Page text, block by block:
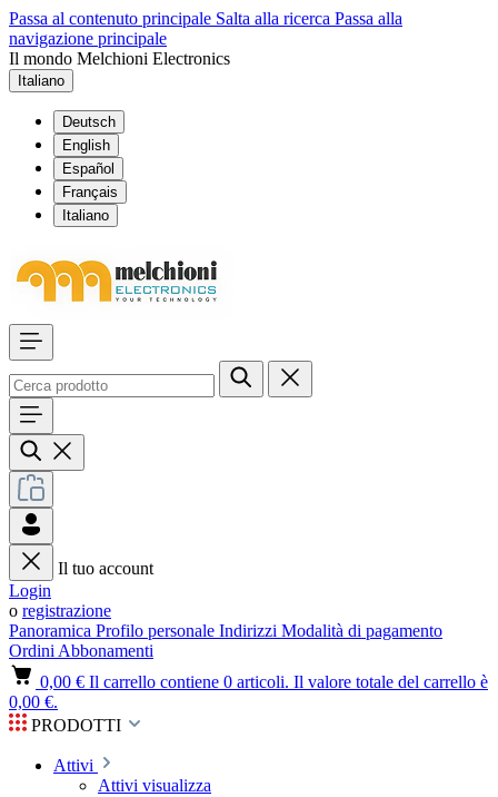
Passa al contenuto principale Salta alla ricerca Passa alla
navigazione principale
Il mondo Melchioni Electronics
Italiano
Deutsch
English
Español
Français
Italiano
Il tuo account
Login
o registrazione
Panoramica Profilo personale Indirizzi Modalità di pagamento
Ordini Abbonamenti
0,00 € Il carrello contiene 0 articoli. Il valore totale del carrello è
0,00 €.
PRODOTTI
Attivi
Attivi visualizza